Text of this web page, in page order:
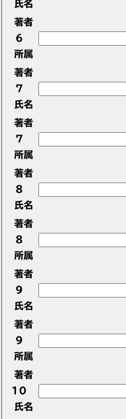
氏名
著者
6
所属
著者
7
氏名
著者
7
所属
著者
8
氏名
著者
8
所属
著者
9
氏名
著者
9
所属
著者
10
氏名